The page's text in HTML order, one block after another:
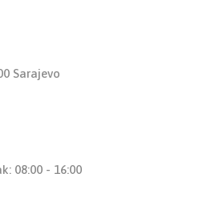
Sarajevo
08:00 - 16:00